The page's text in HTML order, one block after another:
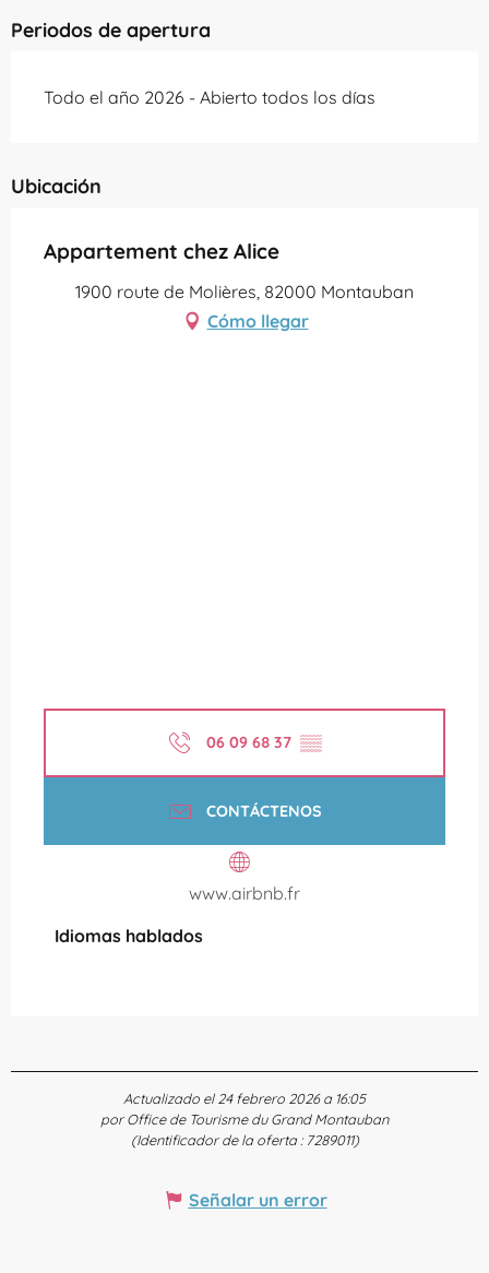
Periodos de apertura
Todo el año 2026 - Abierto todos los días
Ubicación
Appartement chez Alice
1900 route de Molières, 82000 Montauban
Cómo llegar
06 09 68 37 ▒▒
CONTÁCTENOS
www.airbnb.fr
Idiomas hablados
Idiomas hablados
Actualizado el 24 febrero 2026 a 16:05
por Office de Tourisme du Grand Montauban
(Identificador de la oferta : 7289011)
Señalar un error